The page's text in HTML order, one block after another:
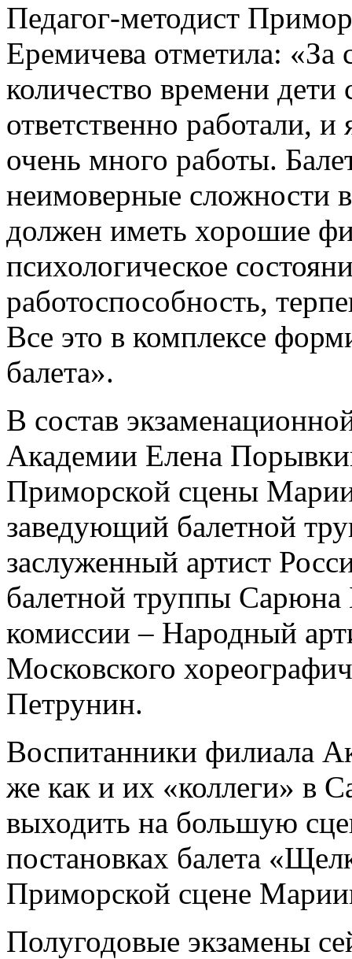
Педагог-методист
Еремичева отметила: «За
количество времени
ответственно работали,
очень много работы.
неимоверные
должен иметь хорошие
психологическое
работоспособность,
Все это в комплексе
балета».
В состав
Академии Елена
Приморской сцены
заведующий балетной
заслуженный артист
балетной труппы Сарюна
комиссии – Народный
Московского
Петрунин.
Воспитанники филиала
же как и их «коллеги» в
выходить на большую
постановках балета
Приморской сцене
Полугодовые экзамены